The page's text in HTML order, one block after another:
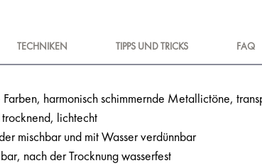
TECHNIKEN TIPPS UND TRICKS FAQ
Farben, harmonisch schimmernde Metallictöne,
lichtecht
mischbar und mit Wasser verdünnbar
nach der Trocknung wasserfest